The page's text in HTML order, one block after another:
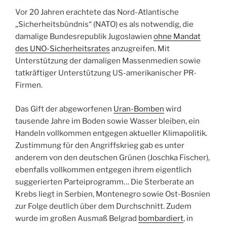
Vor 20 Jahren erachtete das Nord-Atlantische
„Sicherheitsbündnis“ (NATO) es als notwendig, die
damalige Bundesrepublik Jugoslawien ohne Mandat
des UNO-Sicherheitsrates anzugreifen. Mit
Unterstützung der damaligen Massenmedien sowie
tatkräftiger Unterstützung US-amerikanischer PR-
Firmen.
Das Gift der abgeworfenen Uran-Bomben wird
tausende Jahre im Boden sowie Wasser bleiben, ein
Handeln vollkommen entgegen aktueller Klimapolitik.
Zustimmung für den Angriffskrieg gab es unter
anderem von den deutschen Grünen (Joschka Fischer),
ebenfalls vollkommen entgegen ihrem eigentlich
suggerierten Parteiprogramm… Die Sterberate an
Krebs liegt in Serbien, Montenegro sowie Ost-Bosnien
zur Folge deutlich über dem Durchschnitt. Zudem
wurde im großen Ausmaß Belgrad bombardiert, in